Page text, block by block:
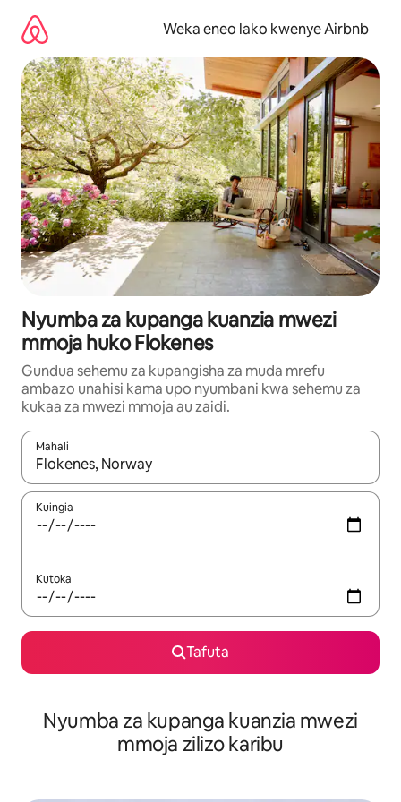
kwenda
kwenye
maudhui
Weka eneo lako kwenye Airbnb
Nyumba za kupanga kuanzia mwezi
mmoja huko Flokenes
Gundua sehemu za kupangisha za muda mrefu
ambazo unahisi kama upo nyumbani kwa sehemu za
kukaa za mwezi mmoja au zaidi.
Mahali
Wakati matokeo yanapatikana, vinjari kwa kutumia vitufe vya
Kuingia
Kutoka
Tafuta
Nyumba za kupanga kuanzia mwezi
mmoja zilizo karibu